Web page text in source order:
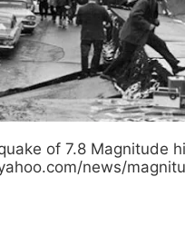
of 7.8 Magnitude
news/